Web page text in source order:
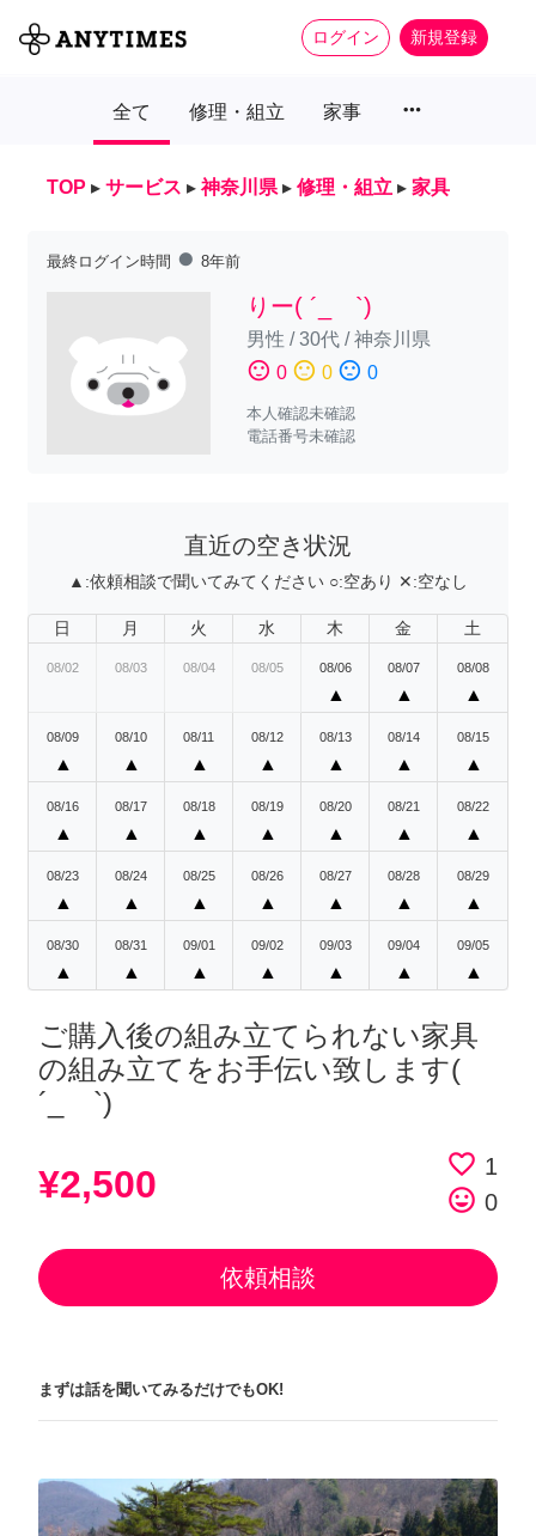
ログイン 新規登録
全て 修理・組立 家事 more_horiz
TOP ▸ サービス ▸ 神奈川県 ▸ 修理・組立 ▸ 家具
最終ログイン時間 fiber_manual_record 8年前
りー( ´_ゝ`)
男性 /30代/神奈川県
sentiment_satisfied 0 sentiment_neutral 0 sentiment_dissatisfied 0
本人確認未確認
電話番号未確認
直近の空き状況
▲:依頼相談で聞いてみてください ○:空あり ✕:空なし
日 月 火 水 木 金 土
08/02 08/03 08/04 08/05 08/06
▲
08/07
▲
08/08
▲
08/09
▲
08/10
▲
08/11
▲
08/12
▲
08/13
▲
08/14
▲
08/15
▲
08/16
▲
08/17
▲
08/18
▲
08/19
▲
08/20
▲
08/21
▲
08/22
▲
08/23
▲
08/24
▲
08/25
▲
08/26
▲
08/27
▲
08/28
▲
08/29
▲
08/30
▲
08/31
▲
09/01
▲
09/02
▲
09/03
▲
09/04
▲
09/05
▲
ご購入後の組み立てられない家具
の組み立てをお手伝い致します(
´_ゝ`)
¥2,500 favorite_border 1
tag_faces 0
依頼相談
まずは話を聞いてみるだけでもOK!